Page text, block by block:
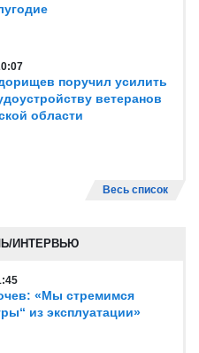
поручил усилить
ветеранов
области
Весь список
ИНТЕРВЬЮ
«Мы стремимся
из эксплуатации»